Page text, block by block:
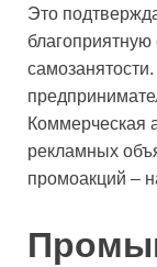
Это
благоприятную
Коммерческая
рекламных
промоакций –